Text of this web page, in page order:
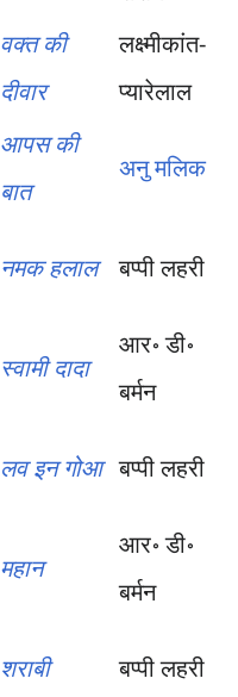
वक्त की
दीवार
लक्ष्मीकांत-
प्यारेलाल
आपस की
बात
अनु मलिक
नमक हलाल बप्पी लहरी
स्वामी दादा
आर॰ डी॰
बर्मन
लव इन गोआ बप्पी लहरी
महान
आर॰ डी॰
बर्मन
शराबी बप्पी लहरी